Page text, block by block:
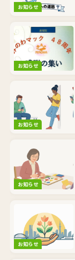
お知らせ
お知らせ
お知らせ
お知らせ
お知らせ